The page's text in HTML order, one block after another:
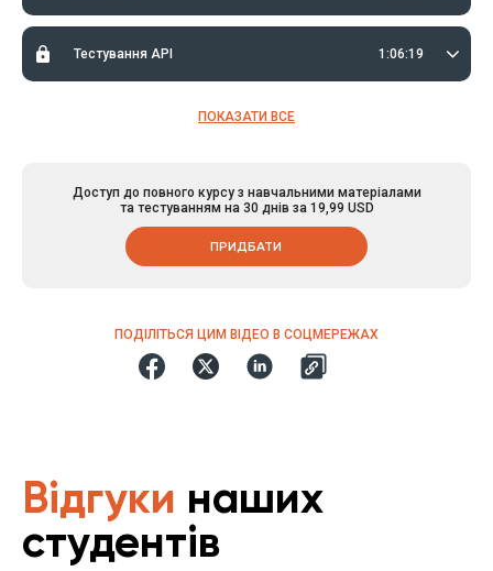
Тестування API 1:06:19
ПОКАЗАТИ ВСЕ
ПОДІЛІТЬСЯ ЦИМ ВІДЕО В СОЦМЕРЕЖАХ
Доступ до повного курсу з навчальними матеріалами
та тестуванням на 30 днів за 19,99 USD
ПРИДБАТИ
Відгуки наших
студентів